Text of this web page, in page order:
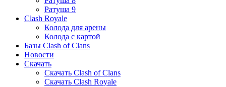
Ратуша 9
Clash Royale
Колода для арены
Колода с картой
Базы Clash of Clans
Новости
Скачать
Скачать Clash of Clans
Скачать Clash Royale